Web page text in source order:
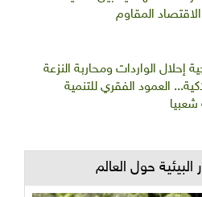
المقاوم
إحلال الواردات ومحاربة النزعة
العمود الفقري للتنمية
شعبيا
البيئية حول العالم